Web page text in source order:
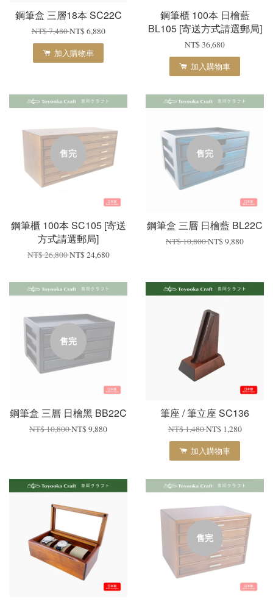
鋼筆盒 三層18本 SC22C
NT$ 7,480NT$ 6,880
加入購物車
鋼筆櫃 100本 日檜藍
BL105 [寄送方式請選郵局]
NT$ 36,680
加入購物車
售完
鋼筆櫃 100本 SC105 [寄送
方式請選郵局]
NT$ 26,800NT$ 24,680
售完
鋼筆盒 三層 日檜藍 BL22C
NT$ 10,800NT$ 9,880
售完
鋼筆盒 三層 日檜黑 BB22C
NT$ 10,800NT$ 9,880
筆座 / 筆立座 SC136
NT$ 1,480NT$ 1,280
加入購物車
售完